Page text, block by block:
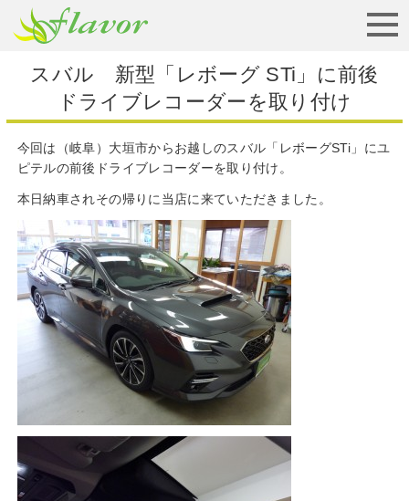
スバル 新型「レボーグ STi」に前後
ドライブレコーダーを取り付け
今回は（岐阜）大垣市からお越しのスバル「レボーグSTi」にユ
ピテルの前後ドライブレコーダーを取り付け。
本日納車されその帰りに当店に来ていただきました。